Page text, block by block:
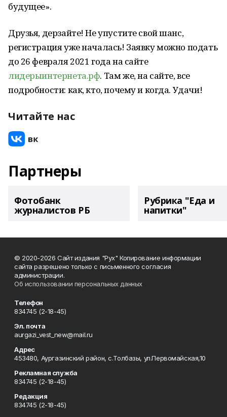
будущее».
Друзья, дерзайте! Не упустите свой шанс,
регистрация уже началась! Заявку можно подать
до 26 февраля 2021 года на сайте
лидерыинтернета.рф. Там же, на сайте, все
подробности: как, кто, почему и когда. Удачи!
Читайте нас
Партнеры
Фотобанк
журналистов РБ
Рубрика "Еда и
напитки"
© 2020-2026 Сайт издания "Рух" Копирование информации
сайта разрешено только с письменного согласия
администрации.
Об использовании персональных данных
Телефон
834745 (2-18-45)
Эл. почта
aurgazi_vest_new@mail.ru
Адрес
453480, Аургазинский район, с.Толбазы, ул.Первомайская,10
Рекламная служба
834745 (2-18-45)
Редакция
834745 (2-18-45)